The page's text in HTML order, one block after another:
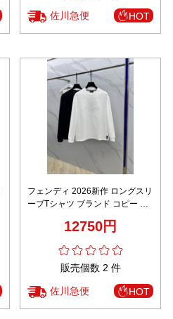
佐川急便 HOT
フェンディ 2026新作 ロングスリ
ーブTシャツ ブランド コピー 高
適な着心地 高評価口コミ多数 安
12750円
販売個数 2 件
佐川急便 HOT